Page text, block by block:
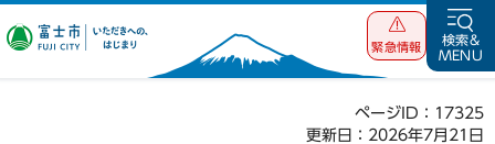
富士市 いただ
緊急情報
検索&
MENU
ページID：17325
更新日：2026年7月21日